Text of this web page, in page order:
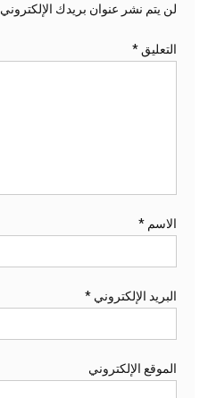
لن يتم نشر عنوان بريدك الإلكتروني.
التعليق *
الاسم *
البريد الإلكتروني *
الموقع الإلكتروني